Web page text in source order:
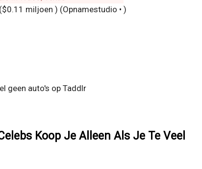
miljoen ) (Opnamestudio • )
geen auto's op Taddlr
Koop Je Alleen Als Je Te Veel